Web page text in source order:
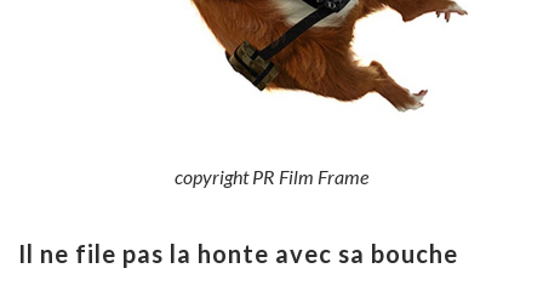
copyright PR Film Frame
Il ne file pas la honte avec sa bouche